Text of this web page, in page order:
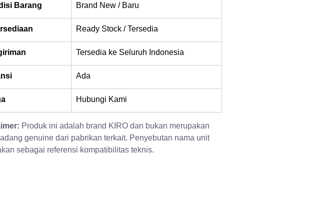
Barang Brand New / Baru
Ready Stock / Tersedia
Tersedia ke Seluruh Indonesia
Ada
Hubungi Kami
Produk ini adalah brand KIRO dan bukan merupakan
genuine dari pabrikan terkait. Penyebutan nama unit
sebagai referensi kompatibilitas teknis.